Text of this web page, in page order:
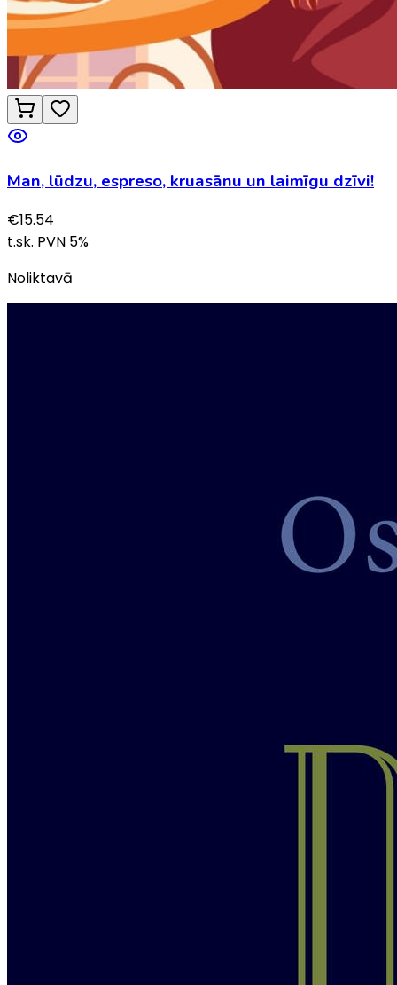
Man, lūdzu, espreso, kruasānu un laimīgu dzīvi!
€15.54
t.sk. PVN 5%
Noliktavā